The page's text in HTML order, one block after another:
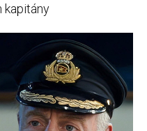
kapitány